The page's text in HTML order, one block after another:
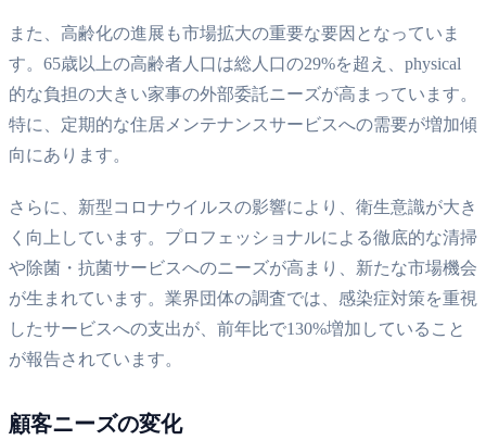
また、高齢化の進展も市場拡大の重要な要因となっていま
す。65歳以上の高齢者人口は総人口の29%を超え、physical
的な負担の大きい家事の外部委託ニーズが高まっています。
特に、定期的な住居メンテナンスサービスへの需要が増加傾
向にあります。
さらに、新型コロナウイルスの影響により、衛生意識が大き
く向上しています。プロフェッショナルによる徹底的な清掃
や除菌・抗菌サービスへのニーズが高まり、新たな市場機会
が生まれています。業界団体の調査では、感染症対策を重視
したサービスへの支出が、前年比で130%増加していること
が報告されています。
顧客ニーズの変化